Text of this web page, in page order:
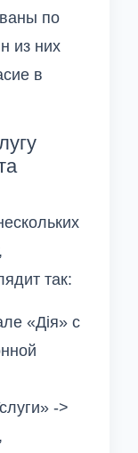
по
из них
в
так:
«Дія» с
->